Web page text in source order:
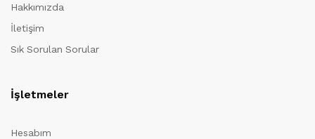
Hakkımızda
İletişim
Sık Sorulan Sorular
İşletmeler
Hesabım